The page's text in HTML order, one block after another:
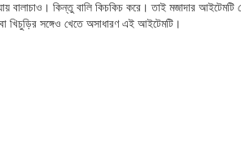
বালাচাও। কিন্তু বালি কিচকিচ করে। তাই মজাদার
খিচুড়ির সঙ্গেও খেতে অসাধারণ এই আইটেমটি।